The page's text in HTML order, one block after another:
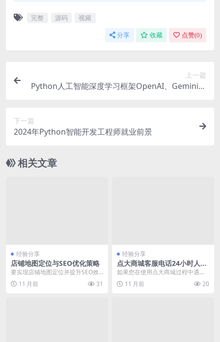
完整 源码 视频
分享 收藏 点赞(0)
上一篇
Python人工智能深度学习框架OpenAI、Gemini、
下一篇
2024年Python智能开发工程师就业前景
相关文章
经验分享
店铺地图定位与SEO优化策略
要实现店铺地图定位并提升SEO效
果，首先需要确保地图在网站中的
正确嵌入和标记。以...
11 月前 31
经验分享
点大商城客服电话24小时人工
服务问题解决方法
如果您在使用点大商城过程中遇到
问题，需要联系客服电话24小时人
工服务，以下是一些...
11 月前 20